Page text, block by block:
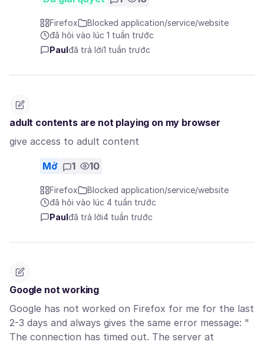
Firefox
Blocked application/service/website
đã hỏi vào lúc 1 tuần trước
Paul đã trả lời1 tuần trước
adult contents are not playing on my browser
give access to adult content
Mở 1 10
Firefox
Blocked application/service/website
đã hỏi vào lúc 4 tuần trước
Paul đã trả lời4 tuần trước
Google not working
Google has not worked on Firefox for me for the last
2-3 days and always gives the same error message: "
The connection has timed out. The server at